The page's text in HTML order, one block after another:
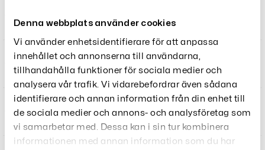
Denna webbplats använder cookies
Vi använder enhetsidentifierare för att anpassa
innehållet och annonserna till användarna,
tillhandahålla funktioner för sociala medier och
analysera vår trafik. Vi vidarebefordrar även sådana
identifierare och annan information från din enhet till
de sociala medier och annons- och analysföretag som
vi samarbetar med. Dessa kan i sin tur kombinera
informationen med annan information som du har
X
Y 49kr